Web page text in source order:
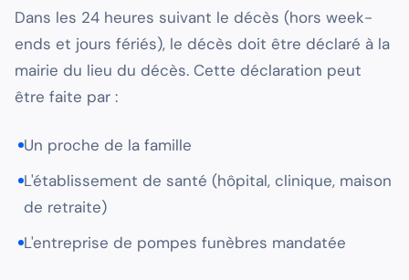
Dans les 24 heures suivant le décès (hors week-
ends et jours fériés), le décès doit être déclaré à la
mairie du lieu du décès. Cette déclaration peut
être faite par :
Un proche de la famille
L'établissement de santé (hôpital, clinique, maison
de retraite)
L'entreprise de pompes funèbres mandatée